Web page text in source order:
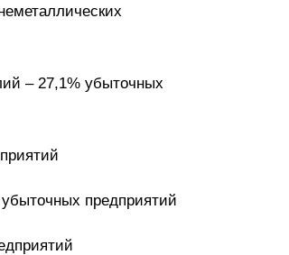
– 27,1% убыточных
предприятий